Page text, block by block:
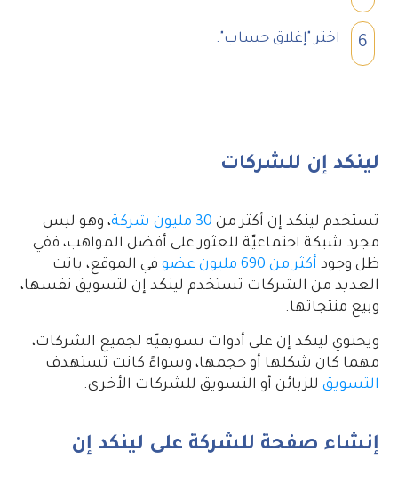
6 اختر "إغلاق حساب".
لينكد إن للشركات
تستخدم لينكد إن أكثر من 30 مليون شركة
، وهو ليس
مجرد شبكة اجتماعيّة للعثور على أفضل المواهب، ففي
ظل وجود أكثر من 690 مليون عضو
في الموقع، باتت
العديد من الشركات تستخدم لينكد إن لتسويق نفسها،
وبيع منتجاتها.
ويحتوي لينكد إن على أدوات تسويقيّة لجميع الشركات،
مهما كان شكلها أو حجمها، وسواءً كانت تستهدف
التسويق للزبائن أو التسويق للشركات الأخرى.
إنشاء صفحة للشركة على لينكد إن